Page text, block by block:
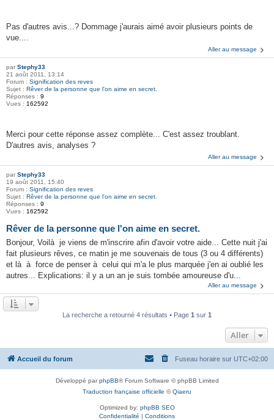
Pas d'autres avis...? Dommage j'aurais aimé avoir plusieurs points de
vue....
Aller au message
par Stephy33
21 août 2011, 13:14
Forum : Signification des reves
Sujet : Rêver de la personne que l'on aime en secret.
Réponses : 9
Vues : 162592
Merci pour cette réponse assez complète... C'est assez troublant.
D'autres avis, analyses ?
Aller au message
par Stephy33
19 août 2011, 15:40
Forum : Signification des reves
Sujet : Rêver de la personne que l'on aime en secret.
Réponses : 9
Vues : 162592
Rêver de la personne que l'on aime en secret.
Bonjour, Voilà je viens de m'inscrire afin d'avoir votre aide... Cette nuit j'ai
fait plusieurs rêves, ce matin je me souvenais de tous (3 ou 4 différents)
et là à force de penser à celui qui m'a le plus marquée j'en ai oublié les
autres... Explications: il y a un an je suis tombée amoureuse d'u...
Aller au message
La recherche a retourné 4 résultats • Page 1 sur 1
Aller
Accueil du forum Fuseau horaire sur UTC+02:00
Développé parphpBB® Forum Software © phpBB Limited
Traduction française officielle ©Qiaeru
Optimized by: phpBB SEO
Confidentialité | Conditions